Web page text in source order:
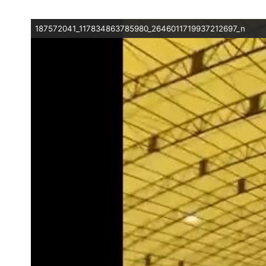
187572041_117834863785980_2646011719937212697_n